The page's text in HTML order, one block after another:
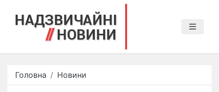
Головна Новини